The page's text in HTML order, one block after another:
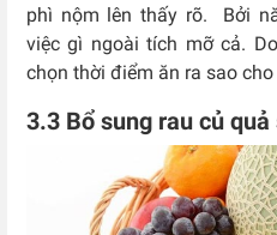
phì nộm lên thấy rõ. Bởi
việc gì ngoài tích mỡ cả.
chọn thời điểm ăn ra sao
3.3 Bổ sung rau củ